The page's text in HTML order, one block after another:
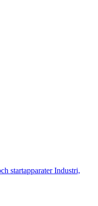
startapparaterIndustri,